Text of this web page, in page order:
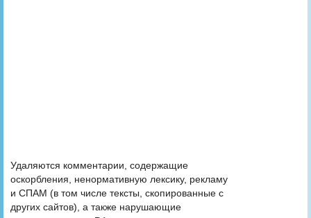
Удаляются комментарии, содержащие
оскорбления, ненормативную лексику, рекламу
и СПАМ (в том числе тексты, скопированные с
других сайтов), а также нарушающие